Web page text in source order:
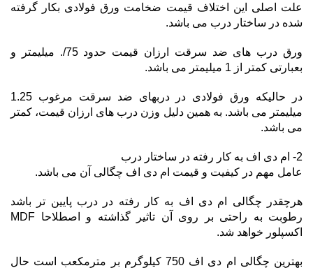
علت اصلی این اختلاف قیمت ضخامت ورق فولادی بکار گرفته
شده در ساختار درب می باشد.
ورق درب های ضد سرقت ارزان قیمت حدود 75/. میلیمتر و
بعبارتی کمتر از 1 میلیمتر می باشد.
در حالیکه ورق فولادی در دربهای ضد سرقت مرغوب 1.25
میلیمتر می باشد. به همین دلیل وزن درب های ارزان قیمت، کمتر
می باشد.
2- ام دی اف به کار رفته در ساختار درب
عامل مهم در کیفیت و قیمت ام دی اف چگالی آن می باشد.
هرچقدر چگالی ام دی اف به کار رفته در درب پایین تر باشد
رطوبت به راحتی بر روی آن تاثیر گذاشته و اصطلاحا MDF
اکسپلور خواهد شد.
بهترین چگالی ام دی اف 750 کیلوگرم بر مترمکعب است حال